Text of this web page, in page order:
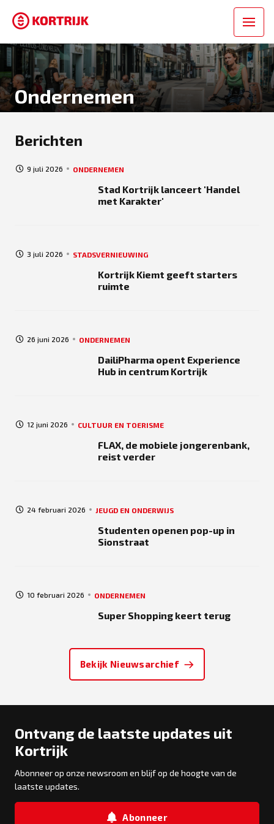
Ondernemen
Berichten
9 juli 2026 ONDERNEMEN
Stad Kortrijk lanceert 'Handel
met Karakter'
3 juli 2026 STADSVERNIEUWING
Kortrijk Kiemt geeft starters
ruimte
26 juni 2026 ONDERNEMEN
DailiPharma opent Experience
Hub in centrum Kortrijk
12 juni 2026 CULTUUR EN TOERISME
FLAX, de mobiele jongerenbank,
reist verder
24 februari 2026 JEUGD EN ONDERWIJS
Studenten openen pop-up in
Sionstraat
10 februari 2026 ONDERNEMEN
Super Shopping keert terug
Bekijk Nieuwsarchief
Ontvang de laatste updates uit
Kortrijk
Abonneer op onze newsroom en blijf op de hoogte van de
laatste updates.
Abonneer